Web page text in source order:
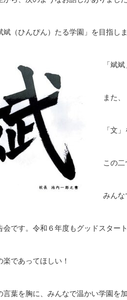
（ひんぴん）たる学園」を目指しま
「斌
また
「文
この
みんな
会です。令和６年度もグッドスタート
であってほしい！
言葉を胸に、みんなで温かい学園を